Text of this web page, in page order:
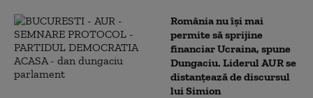
România nu își mai
permite să sprijine
financiar Ucraina, spune
Dungaciu. Liderul AUR se
distanțează de discursul
lui Simion